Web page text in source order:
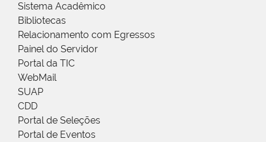
Sistema Acadêmico
Bibliotecas
Relacionamento com Egressos
Painel do Servidor
Portal da TIC
WebMail
SUAP
CDD
Portal de Seleções
Portal de Eventos